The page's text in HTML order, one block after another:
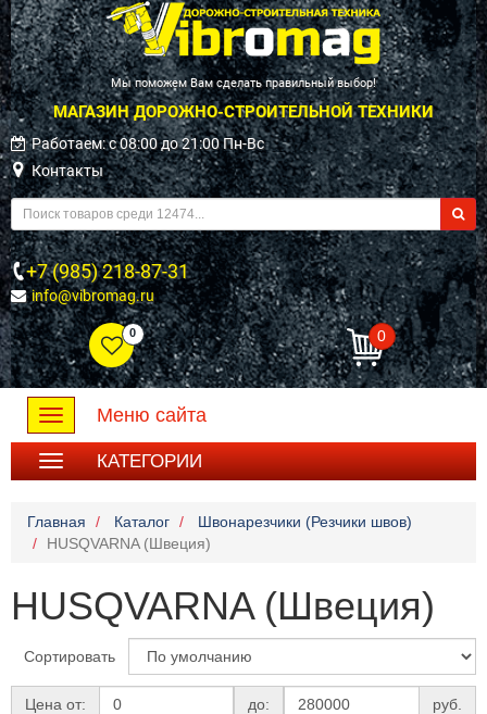
Мы поможем Вам сделать правильный выбор!
МАГАЗИН ДОРОЖНО-СТРОИТЕЛЬНОЙ ТЕХНИКИ
Работаем: c 08:00 до 21:00 Пн-Вс
Контакты
+7 (985) 218-87-31
info@vibromag.ru
0 0
Toggle
navigation
Меню сайта
КАТЕГОРИИ
Главная Каталог
Швонарезчики (Резчики швов)
HUSQVARNA (Швеция)
HUSQVARNA (Швеция)
Сортировать
Цена от: до: руб.